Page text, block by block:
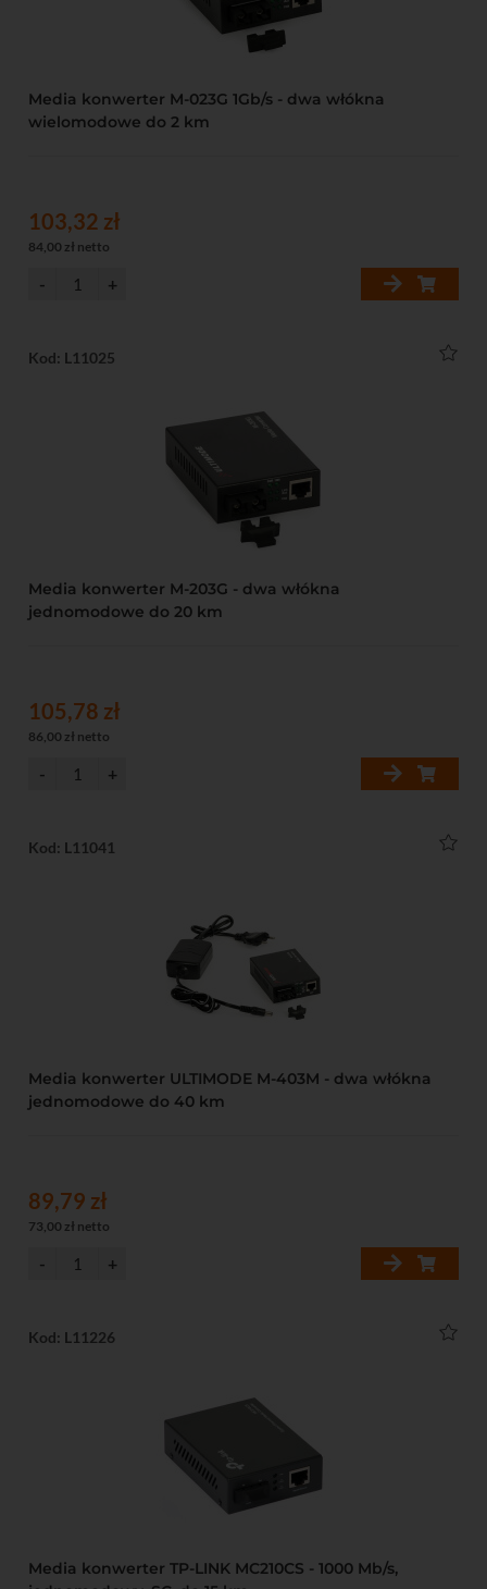
Media konwerter M-023G 1Gb/s - dwa włókna
wielomodowe do 2 km
103,32 zł
84,00 zł netto
Kod: L11025
Media konwerter M-203G - dwa włókna
jednomodowe do 20 km
105,78 zł
86,00 zł netto
Kod: L11041
Media konwerter ULTIMODE M-403M - dwa włókna
jednomodowe do 40 km
89,79 zł
73,00 zł netto
Kod: L11226
Media konwerter TP-LINK MC210CS - 1000 Mb/s,